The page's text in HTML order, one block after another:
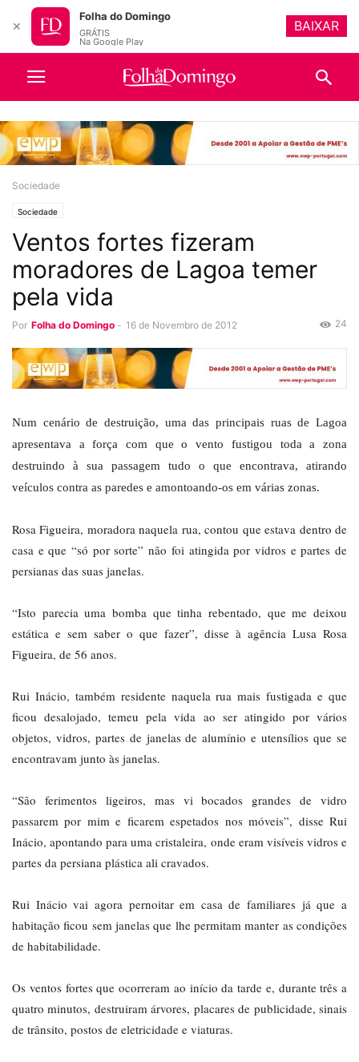
Sociedade
Sociedade
Ventos fortes fizeram
moradores de Lagoa temer
pela vida
Por Folha do Domingo - 16 de Novembro de 2012 24
Num cenário de destruição, uma das principais ruas de Lagoa
apresentava a força com que o vento fustigou toda a zona
destruindo à sua passagem tudo o que encontrava, atirando
veículos contra as paredes e amontoando-os em várias zonas.
Rosa Figueira, moradora naquela rua, contou que estava dentro de
casa e que “só por sorte” não foi atingida por vidros e partes de
persianas das suas janelas.
“Isto parecia uma bomba que tinha rebentado, que me deixou
estática e sem saber o que fazer”, disse à agência Lusa Rosa
Figueira, de 56 anos.
Rui Inácio, também residente naquela rua mais fustigada e que
ficou desalojado, temeu pela vida ao ser atingido por vários
objetos, vidros, partes de janelas de alumínio e utensílios que se
encontravam junto às janelas.
“São ferimentos ligeiros, mas vi bocados grandes de vidro
passarem por mim e ficarem espetados nos móveis”, disse Rui
Inácio, apontando para uma cristaleira, onde eram visíveis vidros e
partes da persiana plástica ali cravados.
Rui Inácio vai agora pernoitar em casa de familiares já que a
habitação ficou sem janelas que lhe permitam manter as condições
de habitabilidade.
Os ventos fortes que ocorreram ao início da tarde e, durante três a
quatro minutos, destruiram árvores, placares de publicidade, sinais
de trânsito, postos de eletricidade e viaturas.
✕
Folha do Domingo
GRÁTIS
Na Google Play
BAIXAR